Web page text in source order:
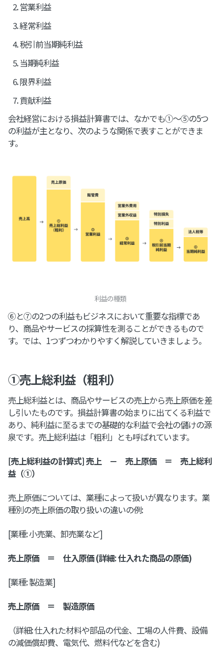
営業利益
経常利益
税引前当期純利益
当期純利益
限界利益
貢献利益
会社経営における損益計算書では、なかでも①～⑤の5つ
の利益が主となり、次のような関係で表すことができま
す。
利益の種類
⑥と⑦の2つの利益もビジネスにおいて重要な指標であ
り、商品やサービスの採算性を測ることができるもので
す。では、1つずつわかりやすく解説していきましょう。
①売上総利益（粗利）
売上総利益とは、商品やサービスの売上から売上原価を差
し引いたものです。損益計算書の始まりに出てくる利益で
あり、純利益に至るまでの基礎的な利益で会社の儲けの源
泉です。売上総利益は「粗利」とも呼ばれています。
[売上総利益の計算式] 売上 － 売上原価 ＝ 売上総利
益（①）
売上原価については、業種によって扱いが異なります。業
種別の売上原価の取り扱いの違いの例:
[業種: 小売業、卸売業など]
売上原価 ＝ 仕入原価 (詳細: 仕入れた商品の原価)
[業種: 製造業]
売上原価 ＝ 製造原価
（詳細: 仕入れた材料や部品の代金、工場の人件費、設備
の減価償却費、電気代、燃料代などを含む)